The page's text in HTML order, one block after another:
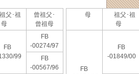
父･祖
母
曾祖父･
曾祖母
FB
99
FB
-00274/97
FB
-00567/96
母
祖父･祖
母
FB
FB
-01849/00